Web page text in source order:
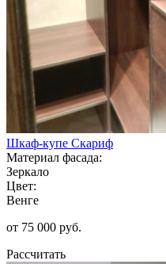
Шкаф-купе Скариф
Материал фасада:
Зеркало
Цвет:
Венге
от 75 000 руб.
Рассчитать